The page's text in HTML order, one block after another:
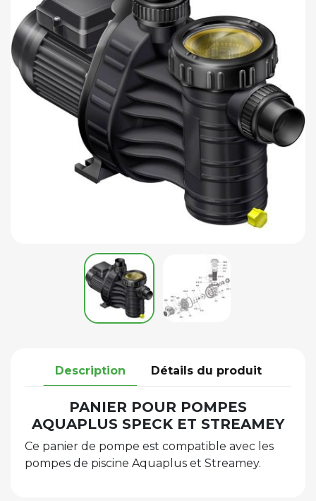
Description Détails du produit
PANIER POUR POMPES
AQUAPLUS SPECK ET STREAMEY
Ce panier de pompe est compatible avec les
pompes de piscine Aquaplus et Streamey.